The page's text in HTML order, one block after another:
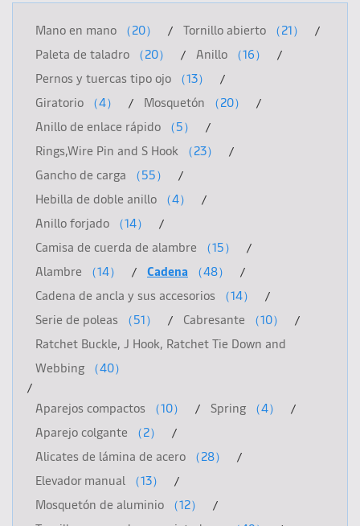
Mano en mano （20） Tornillo abierto
（21）
Paleta de taladro
（20） Anillo
（16）
Pernos y tuercas tipo ojo
（13）
Giratorio
（4） Mosquetón
（20）
Anillo de enlace rápido
（5）
Rings,Wire Pin and S Hook
（23）
Gancho de carga
（55）
Hebilla de doble anillo
（4）
Anillo forjado
（14）
Camisa de cuerda de alambre
（15）
Alambre
（14） Cadena
（48）
Cadena de ancla y sus accesorios
（14）
Serie de poleas
（51） Cabresante
（10）
Ratchet Buckle, J Hook, Ratchet Tie Down and
Webbing
（40）
Aparejos compactos （10） Spring
（4）
Aparejo colgante
（2）
Alicates de lámina de acero
（28）
Elevador manual
（13）
Mosquetón de aluminio
（12）